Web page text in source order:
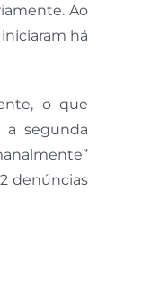
Ao
há
o que
a segunda
denúncias